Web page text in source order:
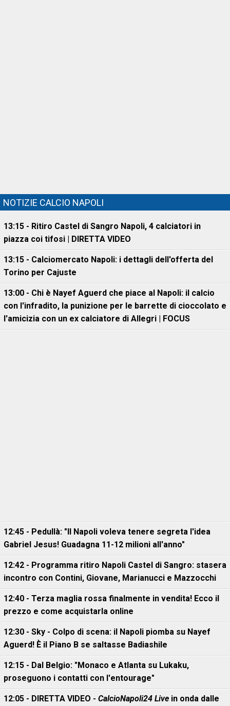
NOTIZIE CALCIO NAPOLI
13:15 - Ritiro Castel di Sangro Napoli, 4 calciatori in
piazza coi tifosi | DIRETTA VIDEO
13:15 - Calciomercato Napoli: i dettagli dell'offerta del
Torino per Cajuste
13:00 - Chi è Nayef Aguerd che piace al Napoli: il calcio
con l'infradito, la punizione per le barrette di cioccolato e
l'amicizia con un ex calciatore di Allegri | FOCUS
12:45 - Pedullà: "Il Napoli voleva tenere segreta l'idea
Gabriel Jesus! Guadagna 11-12 milioni all'anno"
12:42 - Programma ritiro Napoli Castel di Sangro: stasera
incontro con Contini, Giovane, Marianucci e Mazzocchi
12:40 - Terza maglia rossa finalmente in vendita! Ecco il
prezzo e come acquistarla online
12:30 - Sky - Colpo di scena: il Napoli piomba su Nayef
Aguerd! È il Piano B se saltasse Badiashile
12:15 - Dal Belgio: "Monaco e Atlanta su Lukaku,
proseguono i contatti con l'entourage"
12:05 - DIRETTA VIDEO - CalcioNapoli24 Live in onda dalle